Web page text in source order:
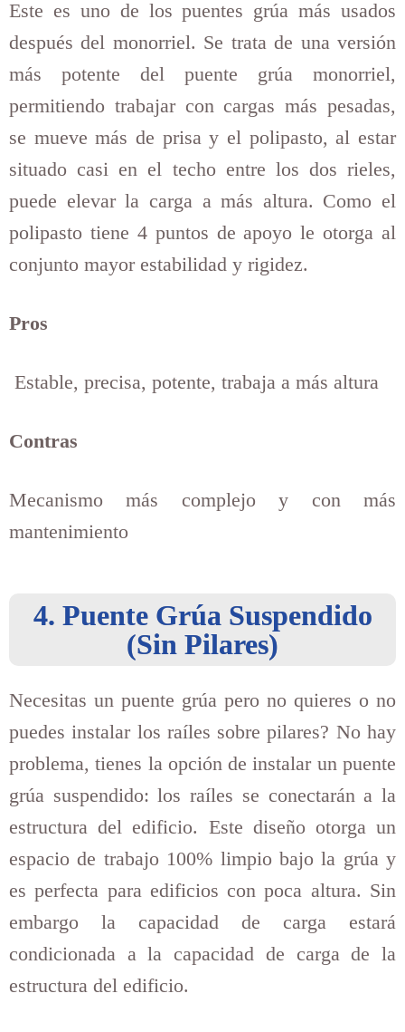
Este es uno de los puentes grúa más usados
después del monorriel. Se trata de una versión
más potente del puente grúa monorriel,
permitiendo trabajar con cargas más pesadas,
se mueve más de prisa y el polipasto, al estar
situado casi en el techo entre los dos rieles,
puede elevar la carga a más altura. Como el
polipasto tiene 4 puntos de apoyo le otorga al
conjunto mayor estabilidad y rigidez.
Pros
Estable, precisa, potente, trabaja a más altura
Contras
Mecanismo más complejo y con más
mantenimiento
4. Puente Grúa Suspendido
(Sin Pilares)
Necesitas un puente grúa pero no quieres o no
puedes instalar los raíles sobre pilares? No hay
problema, tienes la opción de instalar un puente
grúa suspendido: los raíles se conectarán a la
estructura del edificio. Este diseño otorga un
espacio de trabajo 100% limpio bajo la grúa y
es perfecta para edificios con poca altura. Sin
embargo la capacidad de carga estará
condicionada a la capacidad de carga de la
estructura del edificio.